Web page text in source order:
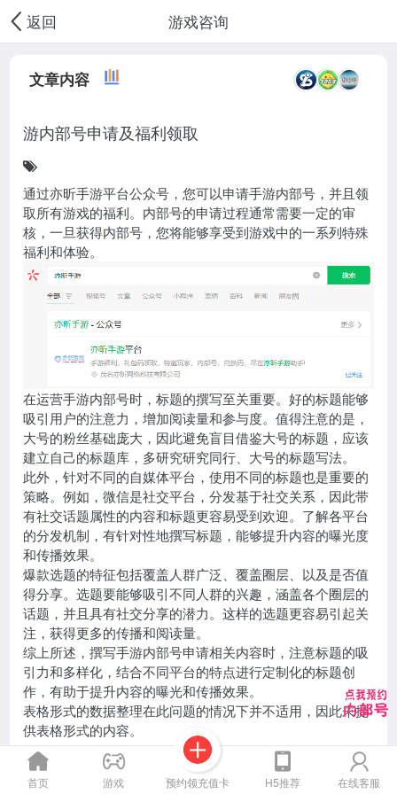
返回 游戏咨询
首页 游戏 预约领充值卡 H5推荐 在线客服
文章内容
游内部号申请及福利领取
通过亦昕手游平台公众号，您可以申请手游内部号，并且领
取所有游戏的福利。内部号的申请过程通常需要一定的审
核，一旦获得内部号，您将能够享受到游戏中的一系列特殊
福利和体验。
在运营手游内部号时，标题的撰写至关重要。好的标题能够
吸引用户的注意力，增加阅读量和参与度。值得注意的是，
大号的粉丝基础庞大，因此避免盲目借鉴大号的标题，应该
建立自己的标题库，多研究研究同行、大号的标题写法。
此外，针对不同的自媒体平台，使用不同的标题也是重要的
策略。例如，微信是社交平台，分发基于社交关系，因此带
有社交话题属性的内容和标题更容易受到欢迎。了解各平台
的分发机制，有针对性地撰写标题，能够提升内容的曝光度
和传播效果。
爆款选题的特征包括覆盖人群广泛、覆盖圈层、以及是否值
得分享。选题要能够吸引不同人群的兴趣，涵盖各个圈层的
话题，并且具有社交分享的潜力。这样的选题更容易引起关
注，获得更多的传播和阅读量。
综上所述，撰写手游内部号申请相关内容时，注意标题的吸
引力和多样化，结合不同平台的特点进行定制化的标题创
作，有助于提升内容的曝光和传播效果。
表格形式的数据整理在此问题的情况下并不适用，因此未提
供表格形式的内容。